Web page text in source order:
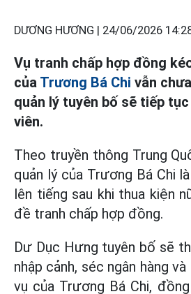
DƯƠNG HƯƠNG | 24/06/2026
Vụ tranh chấp hợp đồng
của Trương Bá Chi vẫn
quản lý tuyên bố sẽ tiếp
viên.
Theo truyền thông Trung
quản lý của Trương Bá Chi là
lên tiếng sau khi thua kiện
đề tranh chấp hợp đồng.
Dư Dục Hưng tuyên bố sẽ
nhập cảnh, séc ngân hàng
vụ của Trương Bá Chi,